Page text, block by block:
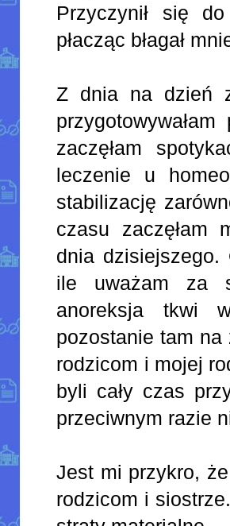
Przyczynił się
płacząc błagał
Z dnia na dzień
zaczęłam
leczenie u
stabilizację
czasu zaczęłam
dnia
ile uważam za
anoreksja tkwi
pozostanie tam
rodzicom i mojej
byli cały czas
przeciwnym razie
Jest mi przykro,
rodzicom i